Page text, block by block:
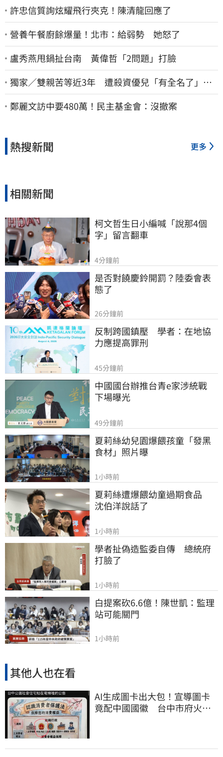
許忠信質詢炫耀飛行夾克！陳清龍回應了
營養午餐廚餘爆量！北市：給弱勢 她怒了
盧秀燕甩鍋扯台南 黃偉哲「2問題」打臉
獨家／雙親苦等近3年 遭殺資優兒「有全名了」！
乾妹稱賠償恐毀她未來
鄭麗文訪中要480萬！民主基金會：沒撤案
熱搜新聞 更多
相關新聞
柯文哲生日小編喊「說那4個
字」留言翻車
4分鐘前
是否對饒慶鈴開罰？陸委會表
態了
26分鐘前
反制跨國鎮壓　學者：在地協
力應提高罪刑
45分鐘前
中國國台辦推台青e家涉統戰
下場曝光
49分鐘前
夏莉絲幼兒園爆餵孩童「發黑
食材」照片曝
1小時前
夏莉絲遭爆餵幼童過期食品
沈伯洋說話了
1小時前
學者扯偽造監委自傳　總統府
打臉了
1小時前
白提案砍6.6億！陳世凱：監理
站可能關門
1小時前
其他人也在看
AI生成圖卡出大包！宣導圖卡
竟配中國國徽 台中市府火速